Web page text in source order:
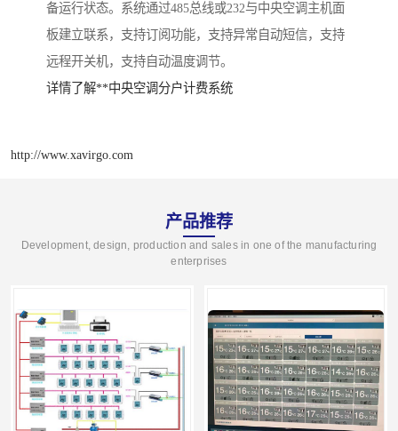
备运行状态。系统通过485总线或232与中央空调主机面
板建立联系，支持订阅功能，支持异常自动短信，支持
远程开关机，支持自动温度调节。
详情了解**中央空调分户计费系统
http://www.xavirgo.com
产品推荐
Development, design, production and sales in one of the manufacturing
enterprises